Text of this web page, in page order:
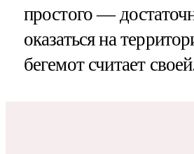
простого —
оказаться на
бегемот считает